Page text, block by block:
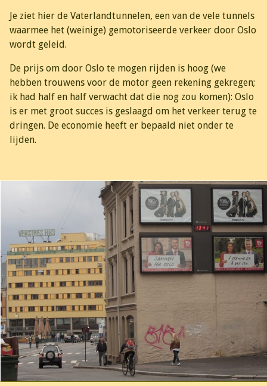
Je ziet hier de Vaterlandtunnelen, een van de vele tunnels
waarmee het (weinige) gemotoriseerde verkeer door Oslo
wordt geleid.
De prijs om door Oslo te mogen rijden is hoog (we
hebben trouwens voor de motor geen rekening gekregen;
ik had half en half verwacht dat die nog zou komen): Oslo
is er met groot succes is geslaagd om het verkeer terug te
dringen. De economie heeft er bepaald niet onder te
lijden.